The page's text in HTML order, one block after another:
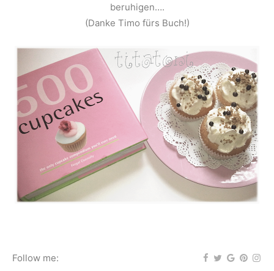
beruhigen….
(Danke Timo fürs Buch!)
Follow me: